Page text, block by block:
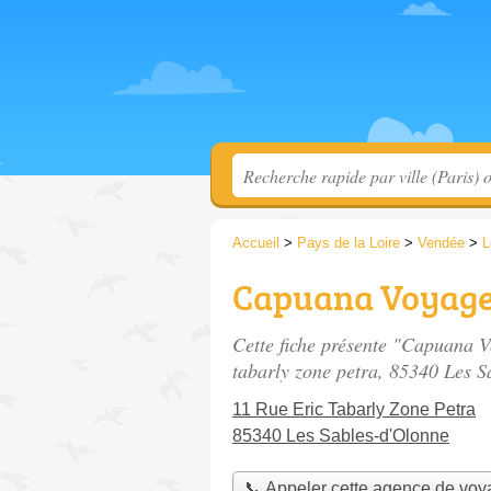
Accueil > Pays de la Loire > Vendée >
Capuana
Cette fiche présente "Capuana
tabarly zone petra, 85340 Les
11 Rue Eric Tabarly Zone Petra
85340 Les Sables-d'Olonne